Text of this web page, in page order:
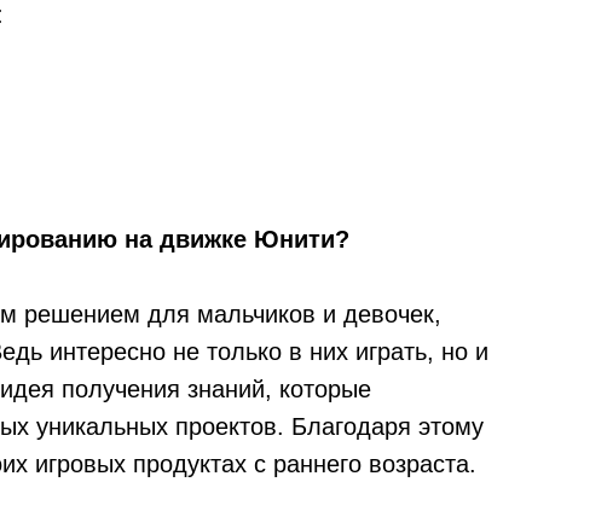
на движке Юнити?
решением для мальчиков и девочек,
интересно не только в них играть, но и
получения знаний, которые
уникальных проектов. Благодаря этому
игровых продуктах с раннего возраста.